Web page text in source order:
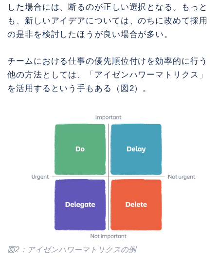
した場合には、断るのが正しい選択となる。もっと
も、新しいアイデアについては、のちに改めて採用
の是非を検討したほうが良い場合が多い。
チームにおける仕事の優先順位付けを効率的に行う
他の方法としては、「アイゼンハワーマトリクス」
を活用するという手もある（図2）。
図2：アイゼンハワーマトリクスの例